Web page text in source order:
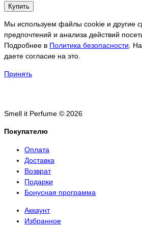
Купить
Мы используем файлы cookie и другие
предпочтений и анализа действий
Подробнее в Политика безопасности .
даете согласие на это.
Принять
Smell it Perfume © 2026
Покупателю
Оплата
Доставка
Возврат
Подарки
Бонусная программа
Аккаунт
Избранное